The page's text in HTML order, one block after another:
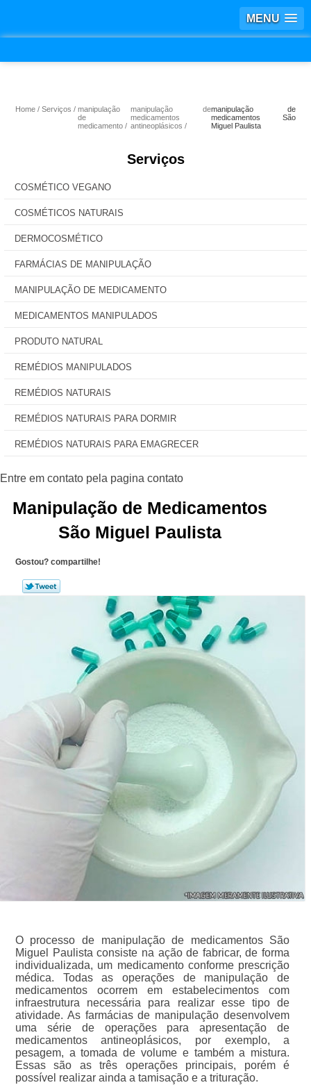
MENU
Home Serviços
manipulação
de
medicamento
manipulação de
medicamentos
antineoplásicos
manipulação de
medicamentos São
Miguel Paulista
Serviços
COSMÉTICO VEGANO
COSMÉTICOS NATURAIS
DERMOCOSMÉTICO
FARMÁCIAS DE MANIPULAÇÃO
MANIPULAÇÃO DE MEDICAMENTO
MEDICAMENTOS MANIPULADOS
PRODUTO NATURAL
REMÉDIOS MANIPULADOS
REMÉDIOS NATURAIS
REMÉDIOS NATURAIS PARA DORMIR
REMÉDIOS NATURAIS PARA EMAGRECER
Manipulação de Medicamentos
São Miguel Paulista
Gostou? compartilhe!
O processo de manipulação de medicamentos São
Miguel Paulista consiste na ação de fabricar, de forma
individualizada, um medicamento conforme prescrição
médica. Todas as operações de manipulação de
medicamentos ocorrem em estabelecimentos com
infraestrutura necessária para realizar esse tipo de
atividade. As farmácias de manipulação desenvolvem
uma série de operações para apresentação de
medicamentos antineoplásicos, por exemplo, a
pesagem, a tomada de volume e também a mistura.
Essas são as três operações principais, porém é
possível realizar ainda a tamisação e a trituração.